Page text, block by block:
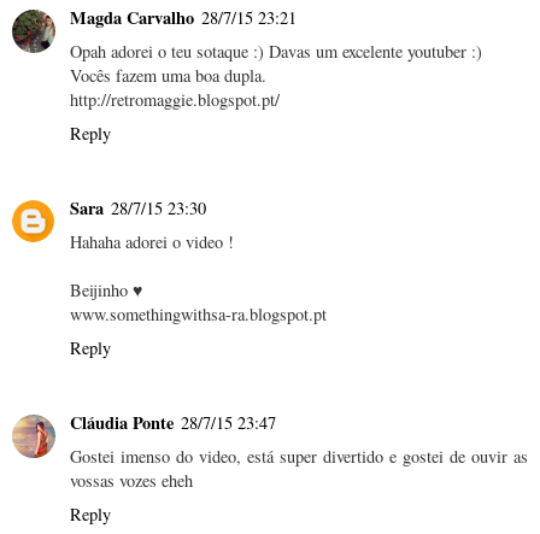
Magda Carvalho 28/7/15 23:21
Opah adorei o teu sotaque :) Davas um excelente youtuber :)
Vocês fazem uma boa dupla.
http://retromaggie.blogspot.pt/
Reply
Sara 28/7/15 23:30
Hahaha adorei o video !
Beijinho ♥
www.somethingwithsa-ra.blogspot.pt
Reply
Cláudia Ponte 28/7/15 23:47
Gostei imenso do video, está super divertido e gostei de ouvir as
vossas vozes eheh
Reply